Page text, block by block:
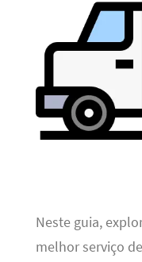
Neste guia,
melhor serviço